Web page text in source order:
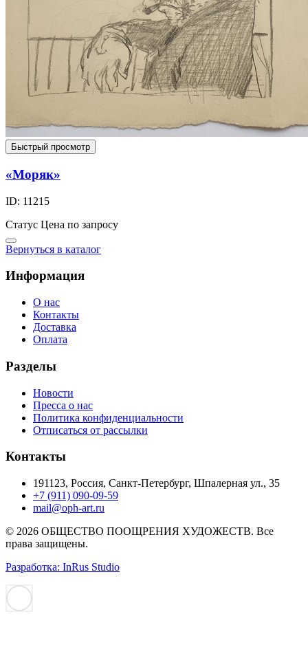
Быстрый просмотр
«Моряк»
ID: 11215
Статус Цена по запросу
Вернуться в каталог
Информация
О нас
Контакты
Доставка
Оплата
Разделы
Новости
Пресса о нас
Политика конфиденциальности
Отписаться от рассылки
Контакты
191123, Россия, Санкт-Петербург, Шпалерная ул., 35
+7 (911) 090-09-59
mail@oph-art.ru
© 2026 ОБЩЕСТВО ПООЩРЕНИЯ ХУДОЖЕСТВ. Все
права защищены.
Разработка: InRus Studio